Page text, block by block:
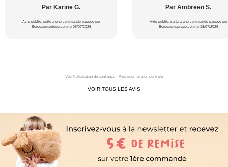
Par Karine G.
Avis publié, suite à une commande passée sur
Berceaumagique.com le 05/07/2026
Par Ambreen S.
Avis publié, suite à une commande passée sur
Berceaumagique.com le 18/07/2026
Voir l'attestation de confiance - Avis soumis à un contrôle
VOIR TOUS LES AVIS